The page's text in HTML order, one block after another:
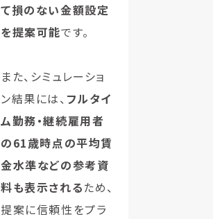
て損のない金額設定
を提案可能です。
また、シミュレーショ
ン結果には、 フルタイ
ム勤務・継続雇用者
の61歳時点の平均賃
金水準などの参考資
料も表示されるため、
提案に信頼性をプラ